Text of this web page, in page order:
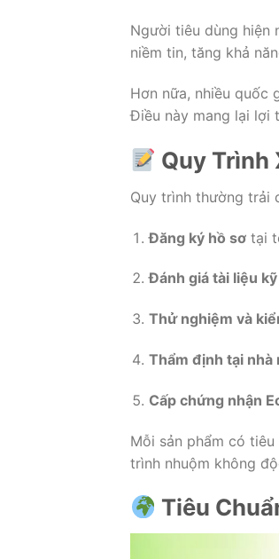
Người tiêu dùng hiện
niềm tin, tăng khả
Hơn nữa, nhiều quốc
Điều này mang lại lợi
Quy Trình
Quy trình thường trải
Đăng ký hồ sơtại
Đánh giá tài liệu
Thử nghiệm và
Thẩm định tại nhà
Cấp chứng nhận
Mỗi sản phẩm có
trình nhuộm không
Tiêu